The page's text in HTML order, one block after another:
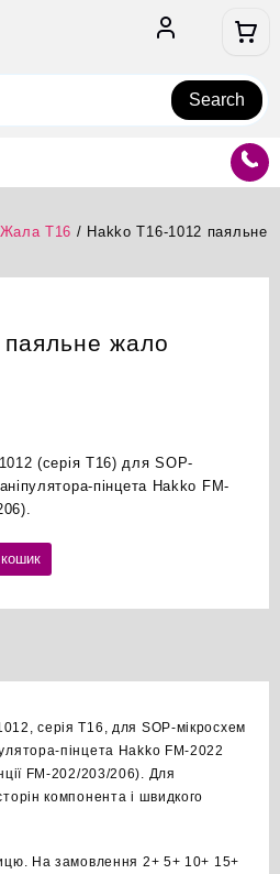
Search
Жала T16 / Hakko T16-1012 паяльне
жало
(серія T16) для SOP-
пінцета Hakko FM-
серія T16, для SOP-мікросхем
пінцета Hakko FM-2022
FM-202/203/206). Для
компонента і швидкого
На замовлення 2+ 5+ 10+ 15+